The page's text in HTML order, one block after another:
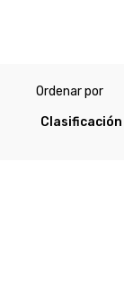
Ordenar por